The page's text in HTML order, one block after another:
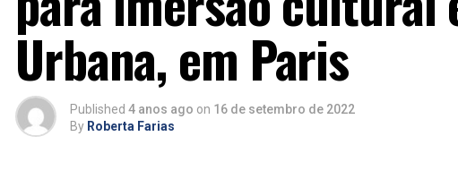
Urbana, em Paris
Published 4 anos ago on 16 de setembro de 2022
By Roberta Farias